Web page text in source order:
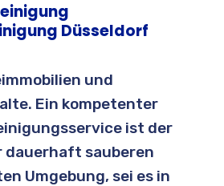
Düsseldorf
und
Ein kompetenter
ist der
dauerhaft sauberen
Umgebung, sei es in